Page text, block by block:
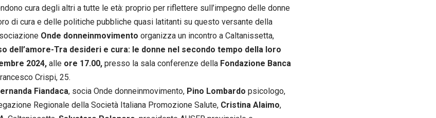
cura degli altri a tutte le età: proprio per riflettere sull’impegno delle donne
di cura e delle politiche pubbliche quasi latitanti su questo versante della
Onde donneinmovimento organizza un incontro a Caltanissetta,
dell’amore-Tra desideri e cura: le donne nel secondo tempo della loro
2024, alle ore 17.00, presso la sala conferenze della Fondazione Banca
Crispi, 25.
Fiandaca, socia Onde donneinmovimento, Pino Lombardo psicologo,
Regionale della Società Italiana Promozione Salute, Cristina Alaimo,